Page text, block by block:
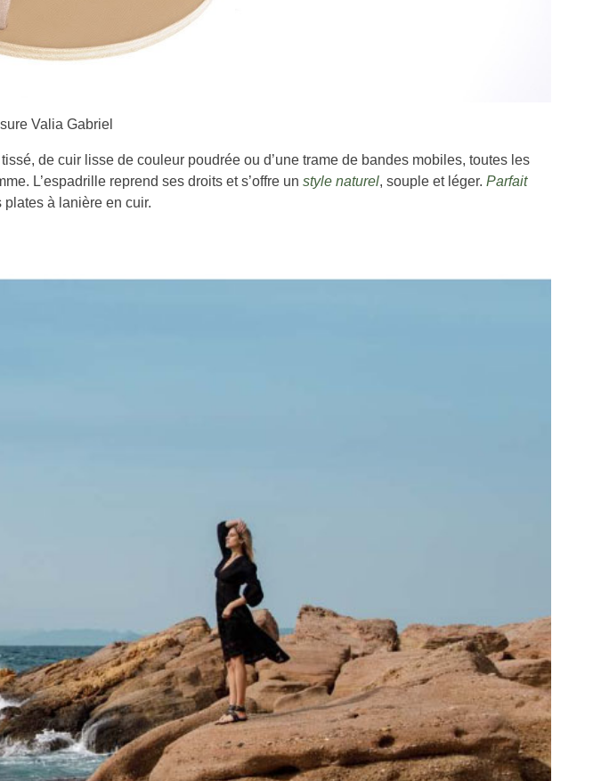
Valia Gabriel
de cuir lisse de couleur poudrée ou d’une trame de bandes mobiles, toutes les
L’espadrille reprend ses droits et s’offre un style naturel, souple et léger. Parfait
à lanière en cuir.